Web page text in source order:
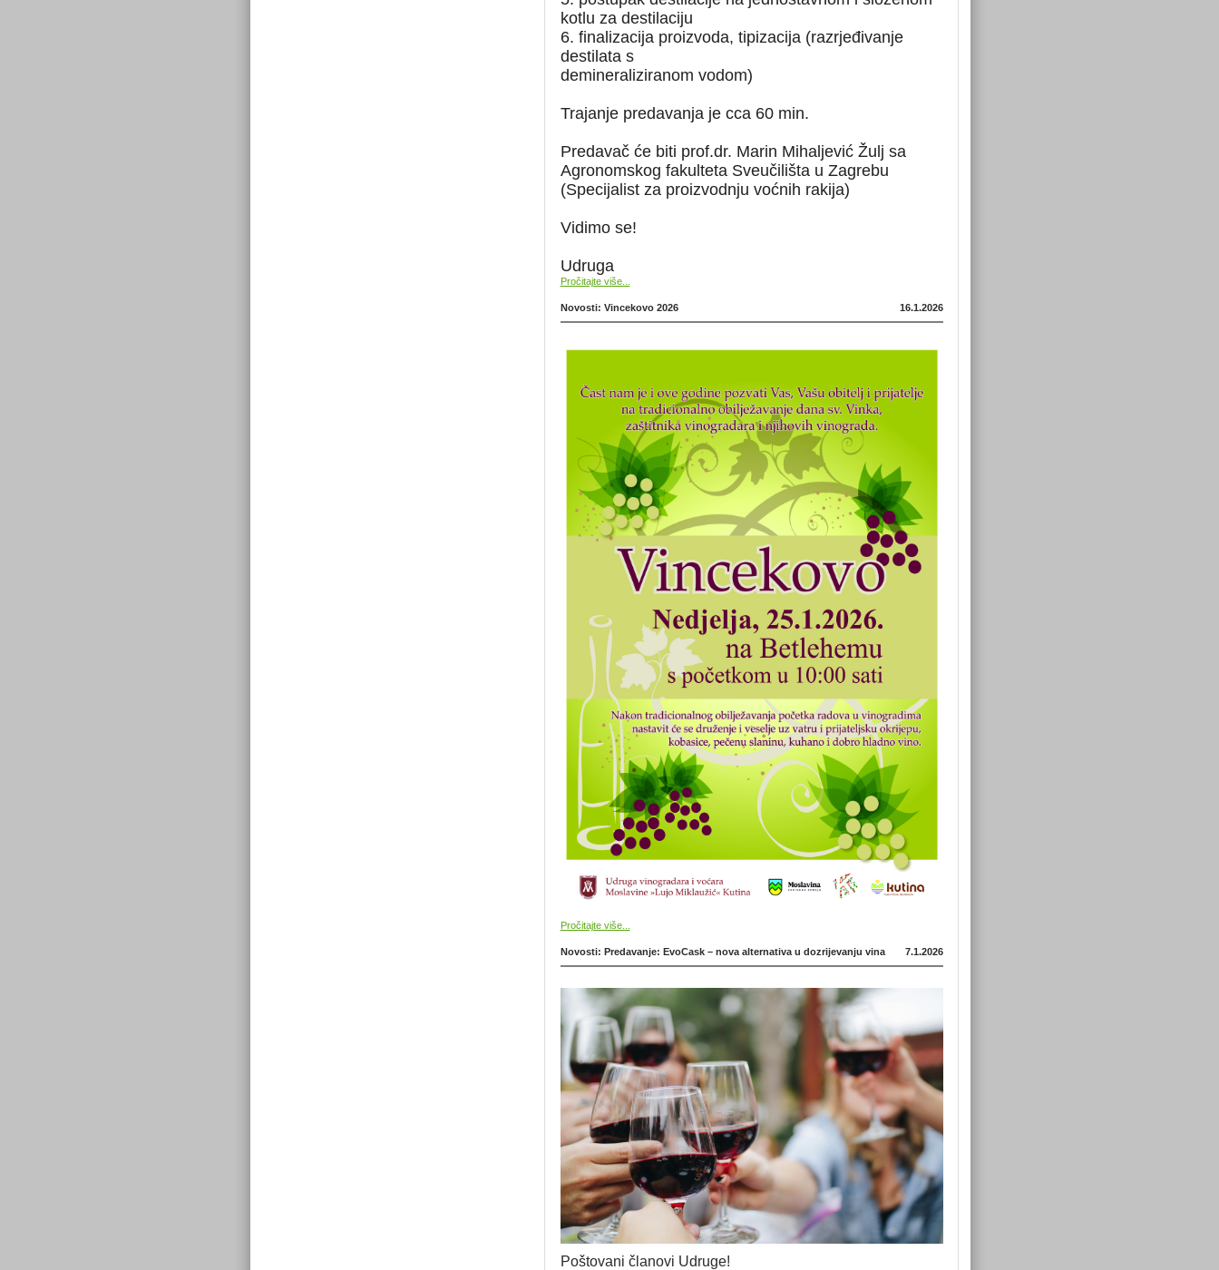
kotlu za destilaciju
6. finalizacija proizvoda, tipizacija (razrjeđivanje
destilata s
demineraliziranom vodom)
Trajanje predavanja je cca 60 min.
Predavač će biti prof.dr. Marin Mihaljević Žulj sa
Agronomskog fakulteta Sveučilišta u Zagrebu
(Specijalist za proizvodnju voćnih rakija)
Vidimo se!
Udruga
Pročitajte više...
Novosti: Vincekovo 2026 16.1.2026
Pročitajte više...
Novosti: Predavanje: EvoCask – nova alternativa u dozrijevanju vina 7.1.2026
Poštovani članovi Udruge!